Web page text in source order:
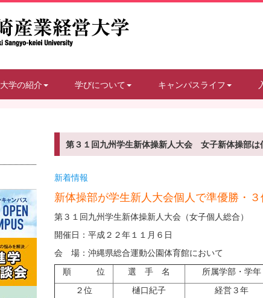
大学の紹介 学びについて キャンパスライフ
第３１回九州学生新体操新人大会 女子新体操部は
新着情報
新体操部が学生新人大会個人で準優勝・
第３１回九州学生新体操新人大会（女子個人総合）
開催日：平成２２年１１月６日
会 場：沖縄県総合運動公園体育館において
順 位
選 手 名
所属学部・学年
２位
樋口紀子
経営３年